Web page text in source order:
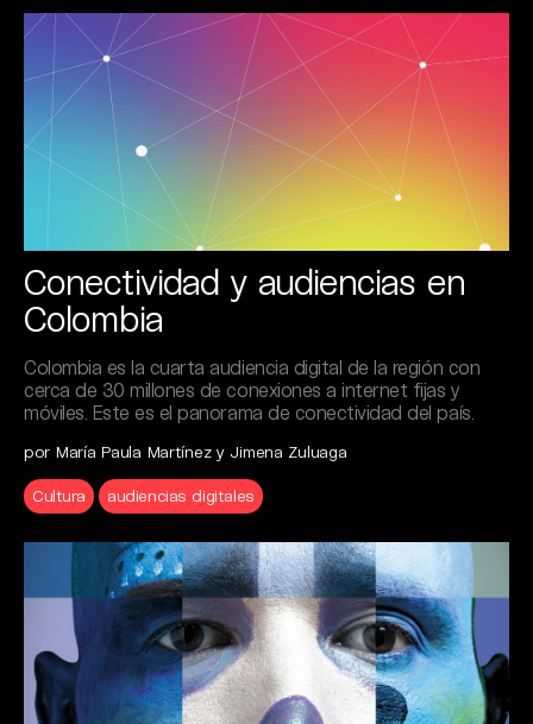
Conectividad y audiencias en
Colombia
Colombia es la cuarta audiencia digital de la región con
cerca de 30 millones de conexiones a internet fijas y
móviles. Este es el panorama de conectividad del país.
por María Paula Martínez y Jimena Zuluaga
Cultura audiencias digitales